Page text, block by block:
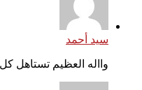
سيد أحمد
وااله العظيم تستاهل